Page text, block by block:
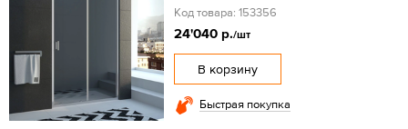
Код товара: 153356
24'040 р./шт
В корзину
Быстрая покупка